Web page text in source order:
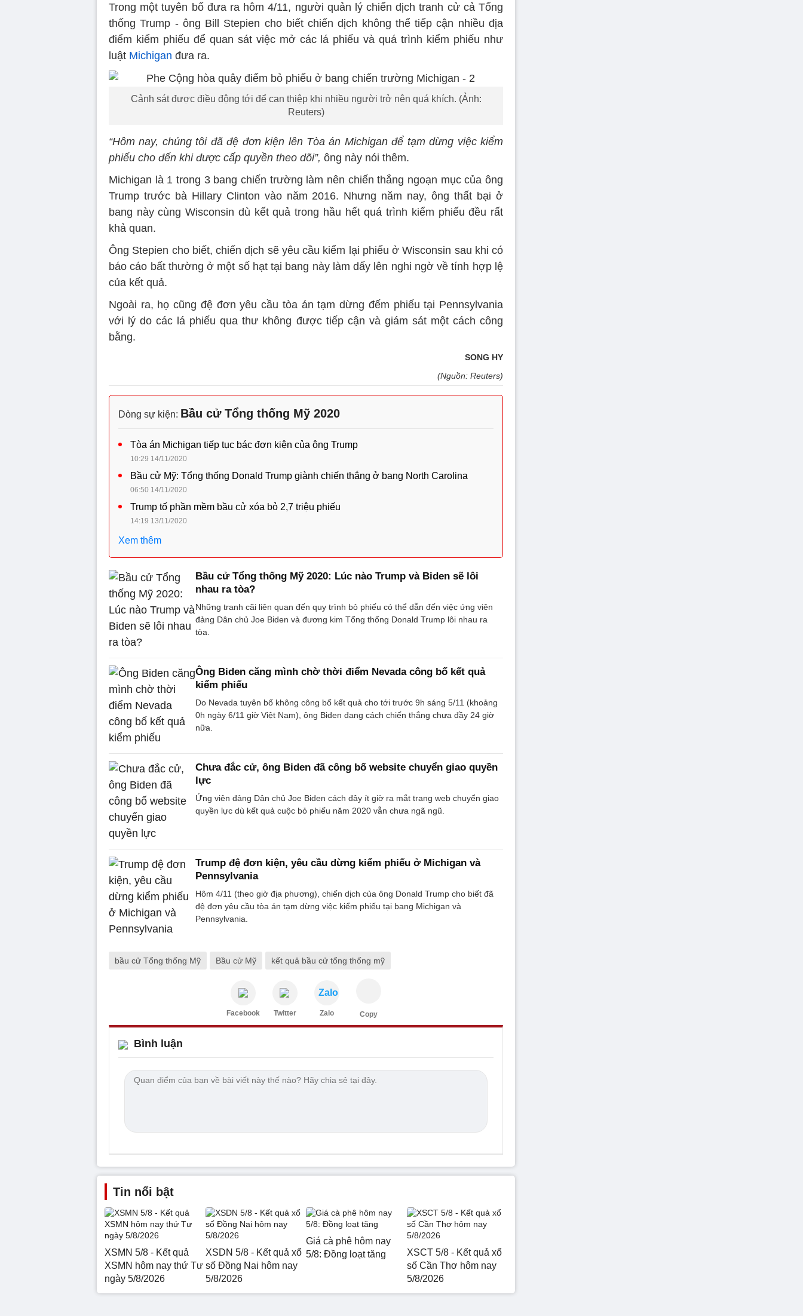
Trong một tuyên bố đưa ra hôm 4/11, người quản lý chiến dịch tranh cử cả Tổng
thống Trump - ông Bill Stepien cho biết chiến dịch không thể tiếp cận nhiều địa
điểm kiểm phiếu để quan sát việc mở các lá phiếu và quá trình kiểm phiếu như
luật Michigan đưa ra.
Cảnh sát được điều động tới để can thiệp khi nhiều người trở nên quá khích. (Ảnh:
Reuters)
“Hôm nay, chúng tôi đã đệ đơn kiện lên Tòa án Michigan để tạm dừng việc kiểm
phiếu cho đến khi được cấp quyền theo dõi”, ông này nói thêm.
Michigan là 1 trong 3 bang chiến trường làm nên chiến thắng ngoạn mục của ông
Trump trước bà Hillary Clinton vào năm 2016. Nhưng năm nay, ông thất bại ở
bang này cùng Wisconsin dù kết quả trong hầu hết quá trình kiểm phiếu đều rất
khả quan.
Ông Stepien cho biết, chiến dịch sẽ yêu cầu kiểm lại phiếu ở Wisconsin sau khi có
báo cáo bất thường ở một số hạt tại bang này làm dấy lên nghi ngờ về tính hợp lệ
của kết quả.
Ngoài ra, họ cũng đệ đơn yêu cầu tòa án tạm dừng đếm phiếu tại Pennsylvania
với lý do các lá phiếu qua thư không được tiếp cận và giám sát một cách công
bằng.
SONG HY
(Nguồn: Reuters)
Dòng sự kiện: Bầu cử Tổng thống Mỹ 2020
Tòa án Michigan tiếp tục bác đơn kiện của ông Trump
10:29 14/11/2020
Bầu cử Mỹ: Tổng thống Donald Trump giành chiến thắng ở bang North Carolina
06:50 14/11/2020
Trump tố phần mềm bầu cử xóa bỏ 2,7 triệu phiếu
14:19 13/11/2020
Xem thêm
Bầu cử Tổng thống Mỹ 2020: Lúc nào Trump và Biden sẽ lôi
nhau ra tòa?
Những tranh cãi liên quan đến quy trình bỏ phiếu có thể dẫn đến việc ứng viên
đảng Dân chủ Joe Biden và đương kim Tổng thống Donald Trump lôi nhau ra
tòa.
Ông Biden căng mình chờ thời điểm Nevada công bố kết quả
kiểm phiếu
Do Nevada tuyên bố không công bố kết quả cho tới trước 9h sáng 5/11 (khoảng
0h ngày 6/11 giờ Việt Nam), ông Biden đang cách chiến thắng chưa đầy 24 giờ
nữa.
Chưa đắc cử, ông Biden đã công bố website chuyển giao quyền
lực
Ứng viên đảng Dân chủ Joe Biden cách đây ít giờ ra mắt trang web chuyển giao
quyền lực dù kết quả cuộc bỏ phiếu năm 2020 vẫn chưa ngã ngũ.
Trump đệ đơn kiện, yêu cầu dừng kiểm phiếu ở Michigan và
Pennsylvania
Hôm 4/11 (theo giờ địa phương), chiến dịch của ông Donald Trump cho biết đã
đệ đơn yêu cầu tòa án tạm dừng việc kiểm phiếu tại bang Michigan và
Pennsylvania.
bầu cử Tổng thống Mỹ Bầu cử Mỹ kết quả bầu cử tổng thống mỹ
Facebook Twitter
Zalo
Zalo Copy
Bình luận
Tin nổi bật
XSMN 5/8 - Kết quả
XSMN hôm nay thứ Tư
ngày 5/8/2026
XSDN 5/8 - Kết quả xổ
số Đồng Nai hôm nay
5/8/2026
Giá cà phê hôm nay
5/8: Đồng loạt tăng
XSCT 5/8 - Kết quả xổ
số Cần Thơ hôm nay
5/8/2026